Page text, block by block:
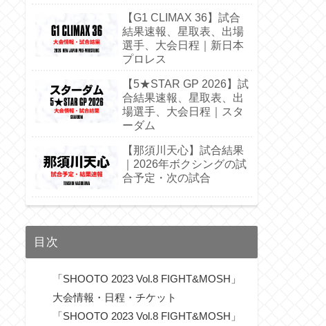
【G1 CLIMAX 36】試合
結果速報、星取表、出場
選手、大会日程｜新日本
プロレス
【5★STAR GP 2026】試
合結果速報、星取表、出
場選手、大会日程｜スタ
ーダム
【那須川天心】試合結果
｜2026年ボクシングの試
合予定・次の試合
目次
「SHOOTO 2023 Vol.8 FIGHT&MOSH」
大会情報・日程・チケット
「SHOOTO 2023 Vol.8 FIGHT&MOSH」